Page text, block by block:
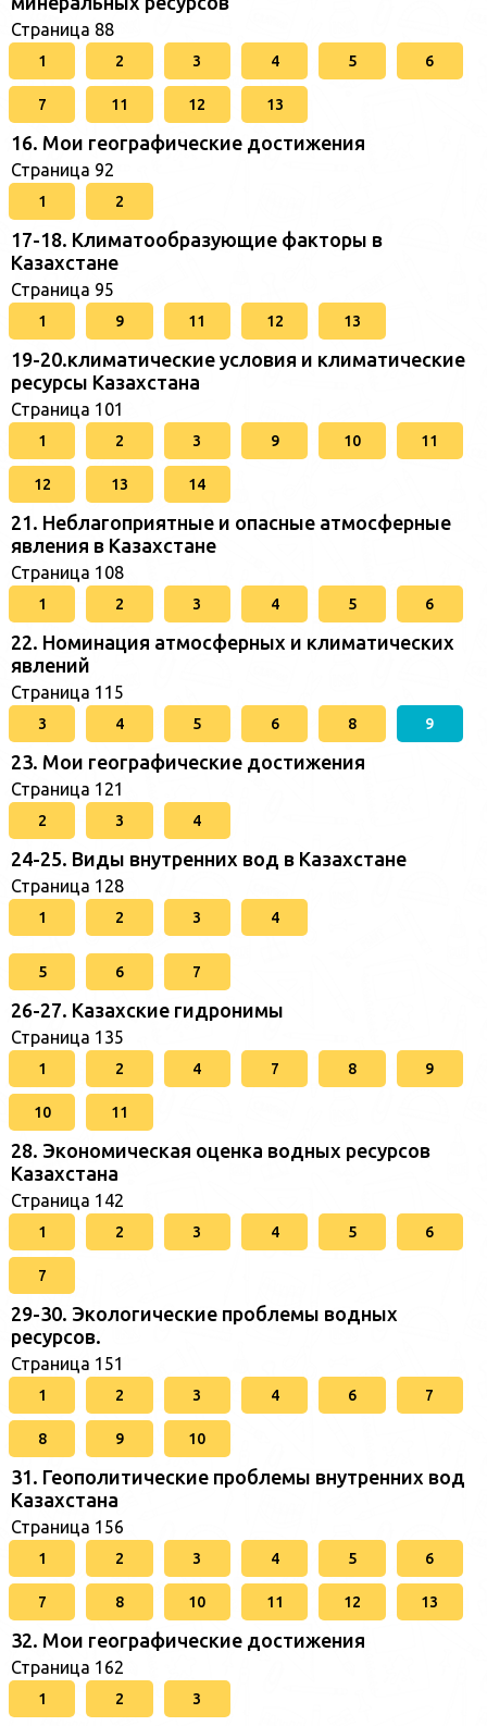
Страница 88
1 2 3 4 5 6
7 11 12 13
16. Мои географические достижения
Страница 92
1 2
17-18. Климатообразующие факторы в
Казахстане
Страница 95
1 9 11 12 13
19-20.климатические условия и климатические
ресурсы Казахстана
Страница 101
1 2 3 9 10 11
12 13 14
21. Неблагоприятные и опасные атмосферные
явления в Казахстане
Страница 108
1 2 3 4 5 6
22. Номинация атмосферных и климатических
явлений
Страница 115
3 4 5 6 8 9
23. Мои географические достижения
Страница 121
2 3 4
24-25. Виды внутренних вод в Казахстане
Страница 128
1 2 3 4
5 6 7
26-27. Казахские гидронимы
Страница 135
1 2 4 7 8 9
10 11
28. Экономическая оценка водных ресурсов
Казахстана
Страница 142
1 2 3 4 5 6
7
29-30. Экологические проблемы водных
ресурсов.
Страница 151
1 2 3 4 6 7
8 9 10
31. Геополитические проблемы внутренних вод
Казахстана
Страница 156
1 2 3 4 5 6
7 8 10 11 12 13
32. Мои географические достижения
Страница 162
1 2 3